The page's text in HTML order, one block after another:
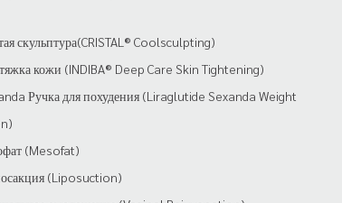
скульптура(CRISTAL® Coolsculpting)
кожи (INDIBA® Deep Care Skin Tightening)
Ручка для похудения (Liraglutide Sexanda Weight
(Mesofat)
(Liposuction)